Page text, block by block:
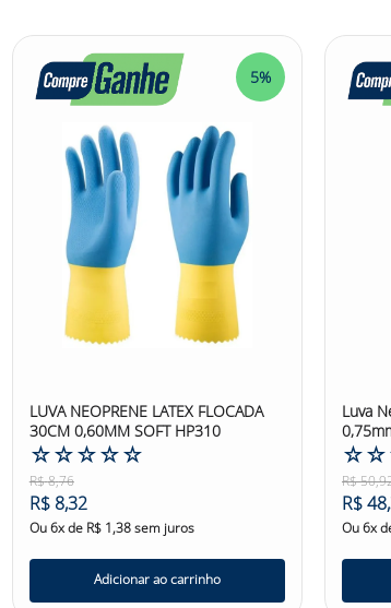
total proteção mecânica e aderência para
Tricotada Látex Ventil Volk. Adquira
#luvadesegurança
5%
LUVA NEOPRENE LATEX FLOCADA
30CM 0,60MM SOFT HP310
☆☆☆☆☆
R$8,76
R$ 8,32
Ou6x de R$ 1,38sem juros
Adicionar ao carrinho
Luva
☆☆
R$50,
R$48,
Ou6x